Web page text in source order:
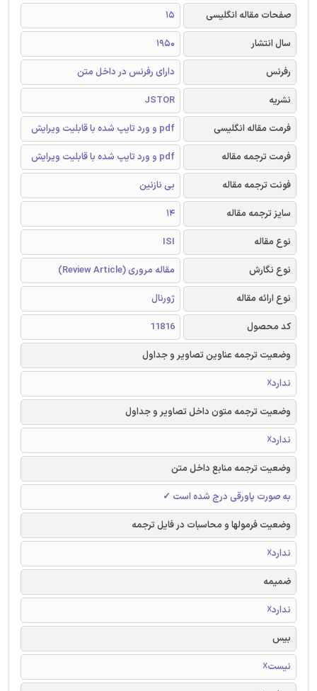
صفحات مقاله انگلیسی
15
سال انتشار
1950
رفرنس
دارای رفرنس در داخل متن
نشریه
JSTOR
فرمت مقاله انگلیسی
pdf و ورد تایپ شده با قابلیت ویرایش
فرمت ترجمه مقاله
pdf و ورد تایپ شده با قابلیت ویرایش
فونت ترجمه مقاله
بی نازنین
سایز ترجمه مقاله
14
نوع مقاله
ISI
نوع نگارش
مقاله مروری (Review Article)
نوع ارائه مقاله
ژورنال
کد محصول
11816
وضعیت ترجمه عناوین تصاویر و جداول
ندارد☓
وضعیت ترجمه متون داخل تصاویر و جداول
ندارد☓
وضعیت ترجمه منابع داخل متن
به صورت پاورقی درج شده است ✓
وضعیت فرمولها و محاسبات در فایل ترجمه
ندارد☓
ضمیمه
ندارد☓
بیس
نیست☓